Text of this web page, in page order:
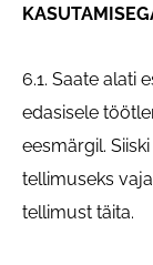
6.1. Saate alati
edasisele
eesmärgil.
tellimuseks
tellimust täita.